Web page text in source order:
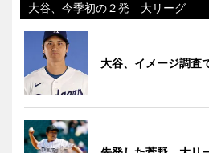
大谷、今季初の２発 大リーグ
大谷、イメージ調査